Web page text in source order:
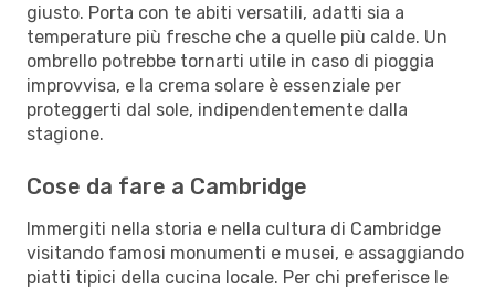
giusto. Porta con te abiti versatili, adatti sia a
temperature più fresche che a quelle più calde. Un
ombrello potrebbe tornarti utile in caso di pioggia
improvvisa, e la crema solare è essenziale per
proteggerti dal sole, indipendentemente dalla
stagione.
Cose da fare a Cambridge
Immergiti nella storia e nella cultura di Cambridge
visitando famosi monumenti e musei, e assaggiando
piatti tipici della cucina locale. Per chi preferisce le